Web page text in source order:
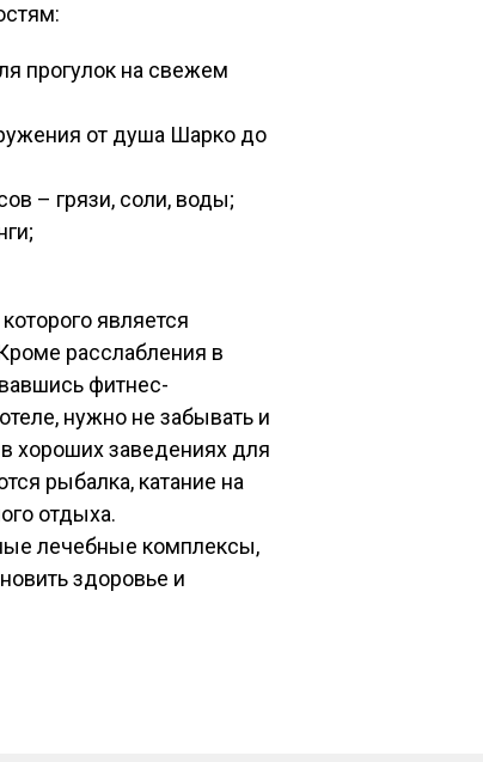
прогулок на свежем
от душа Шарко до
– грязи, соли, воды;
является
расслабления в
фитнес-
нужно не забывать и
хороших заведениях для
рыбалка, катание на
отдыха.
лечебные комплексы,
здоровье и